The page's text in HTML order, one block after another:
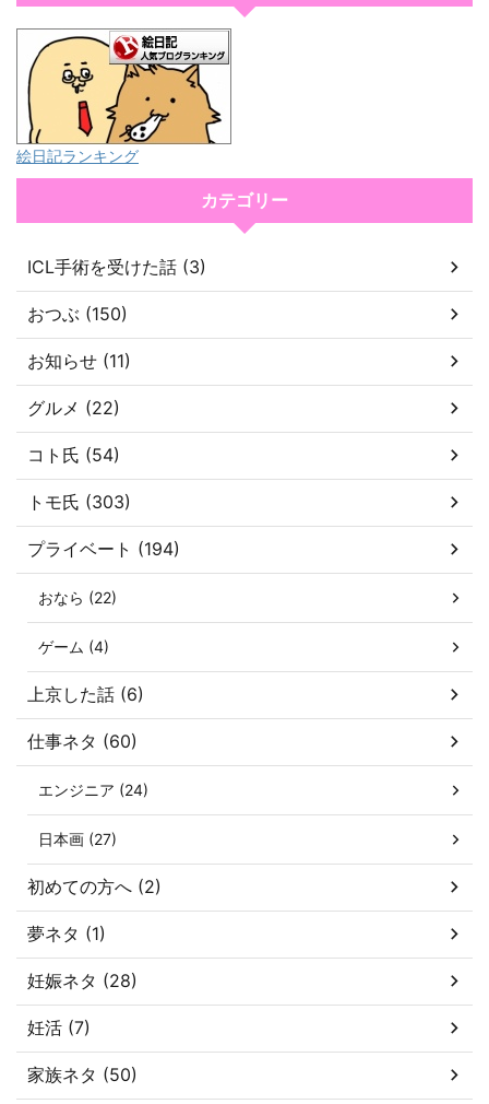
絵日記ランキング
カテゴリー
ICL手術を受けた話 (3)
おつぶ (150)
お知らせ (11)
グルメ (22)
コト氏 (54)
トモ氏 (303)
プライベート (194)
おなら (22)
ゲーム (4)
上京した話 (6)
仕事ネタ (60)
エンジニア (24)
日本画 (27)
初めての方へ (2)
夢ネタ (1)
妊娠ネタ (28)
妊活 (7)
家族ネタ (50)